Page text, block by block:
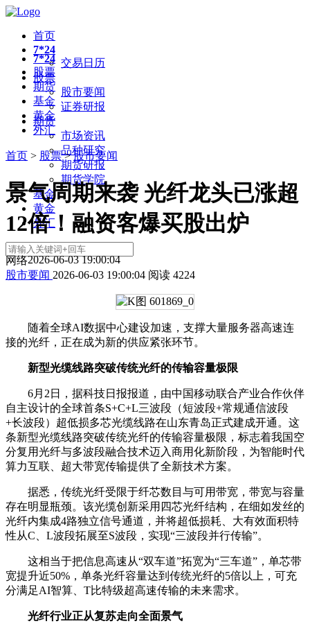
首页
7*24
交易日历
股票
股市要闻
证券研报
期货
市场资讯
品种研究
期货研报
期货学院
基金
黄金
外汇
7*24
股票
期货
基金
黄金
外汇
首页 > 股票>股市要闻
景气周期来袭 光纤龙头已涨超
12倍！融资客爆买股出炉
网络2026-06-03 19:00:04
股市要闻 2026-06-03 19:00:04 阅读 4224
随着全球AI数据中心建设加速，支撑大量服务器高速连
接的光纤，正在成为新的供应紧张环节。
新型光缆线路突破传统光纤的传输容量极限
6月2日，据科技日报报道，由中国移动联合产业合作伙伴
自主设计的全球首条S+C+L三波段（短波段+常规通信波段
+长波段）超低损多芯光缆线路在山东青岛正式建成开通。这
条新型光缆线路突破传统光纤的传输容量极限，标志着我国空
分复用光纤与多波段融合技术迈入商用化新阶段，为智能时代
算力互联、超大带宽传输提供了全新技术方案。
据悉，传统光纤受限于纤芯数目与可用带宽，带宽与容量
存在明显瓶颈。该光缆创新采用四芯光纤结构，在细如发丝的
光纤内集成4路独立信号通道，并将超低损耗、大有效面积特
性从C、L波段拓展至S波段，实现“三波段并行传输”。
这相当于把信息高速从“双车道”拓宽为“三车道”，单芯带
宽提升近50%，单条光纤容量达到传统光纤的5倍以上，可充
分满足AI智算、T比特级超高速传输的未来需求。
光纤行业正从复苏走向全面景气